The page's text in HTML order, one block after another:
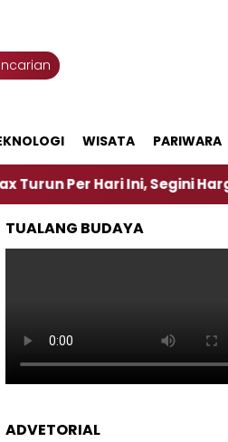
WISATA PARIWARA
Hari Ini, Segini Harganya
TUALANG BUDAYA
ADVETORIAL